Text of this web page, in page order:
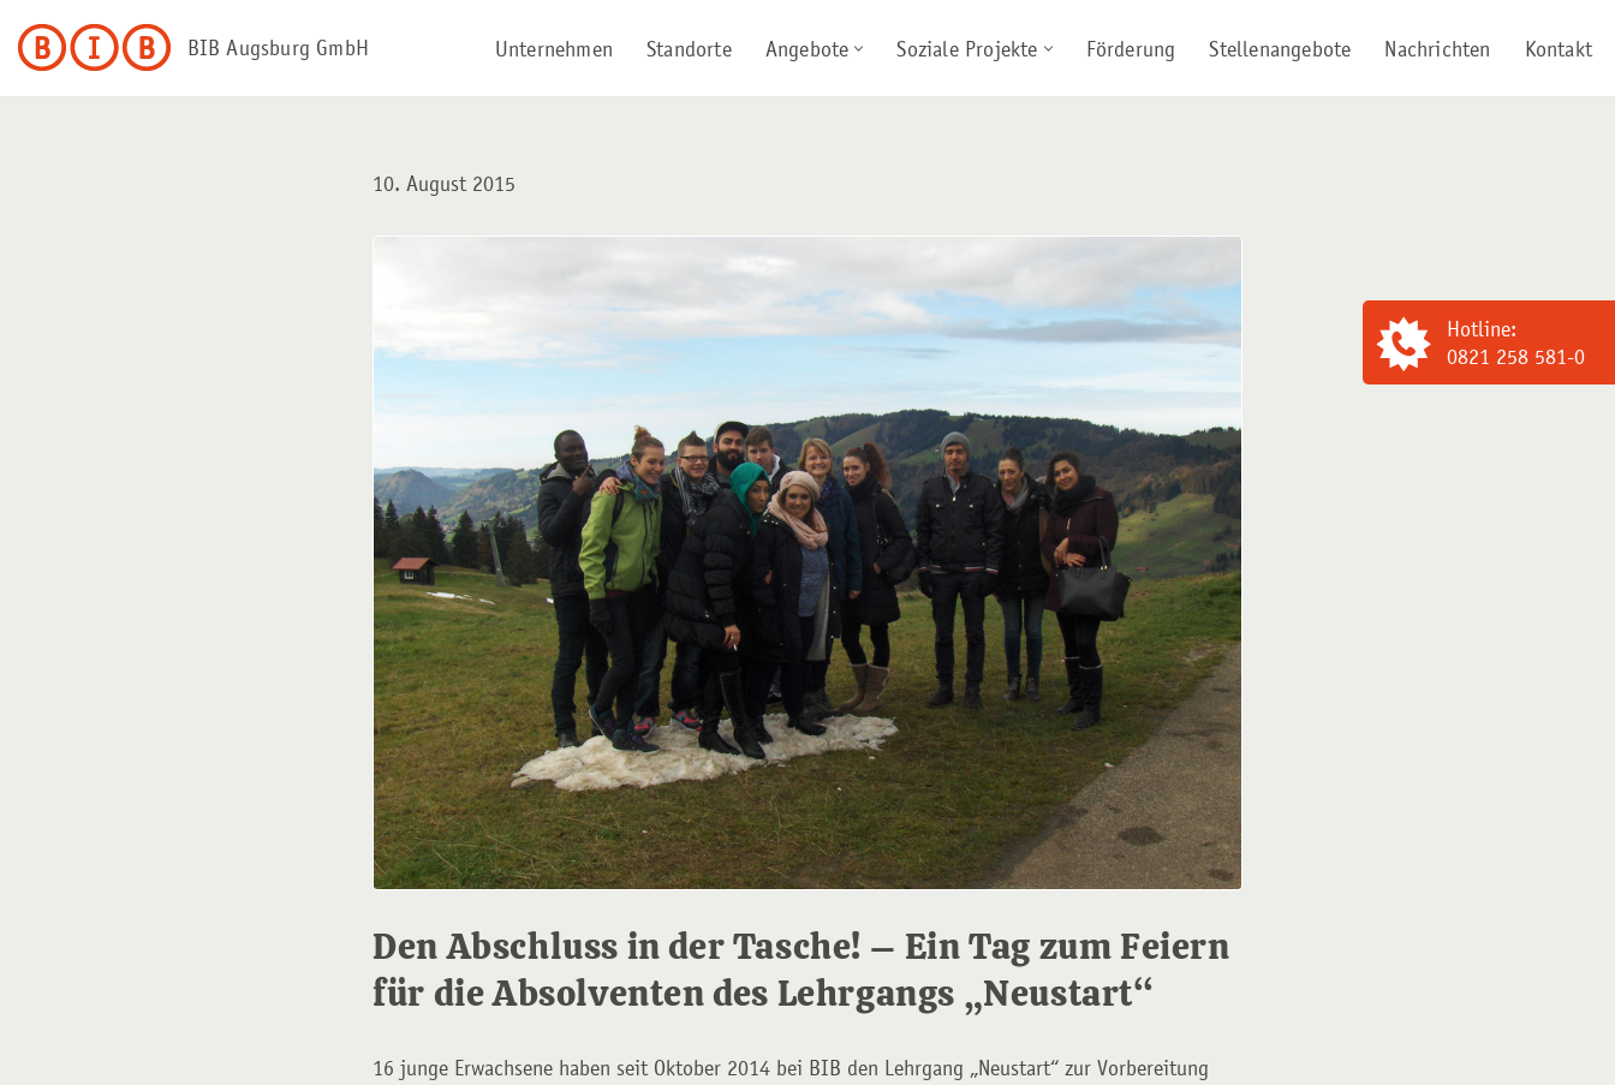
Zum
Inhalt
BIB Augsburg GmbH Unternehmen Standorte Angebote Soziale Projekte Förderung Stellenangebote Nachrichten Kontakt
10. August 2015
Den Abschluss in der Tasche! – Ein Tag zum Feiern
für die Absolventen des Lehrgangs „Neustart“
16 junge Erwachsene haben seit Oktober 2014 bei BIB den Lehrgang „Neustart“ zur Vorbereitung
Hotline:
0821 258 581-0